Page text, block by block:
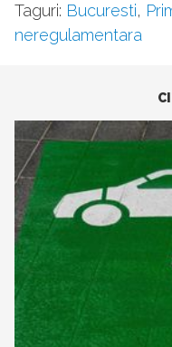
Taguri: Bucuresti,
neregulamentara